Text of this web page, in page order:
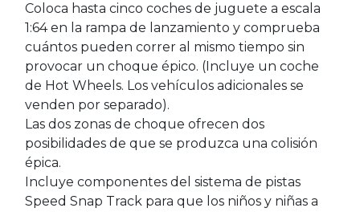
Coloca hasta cinco coches de juguete a escala
1:64 en la rampa de lanzamiento y comprueba
cuántos pueden correr al mismo tiempo sin
provocar un choque épico. (Incluye un coche
de Hot Wheels. Los vehículos adicionales se
venden por separado).
Las dos zonas de choque ofrecen dos
posibilidades de que se produzca una colisión
épica.
Incluye componentes del sistema de pistas
Speed Snap Track para que los niños y niñas a